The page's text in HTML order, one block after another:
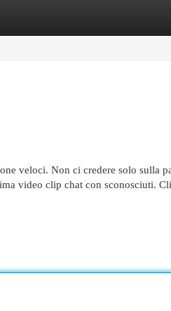
veloci. Non ci credere solo sulla
video clip chat con sconosciuti.